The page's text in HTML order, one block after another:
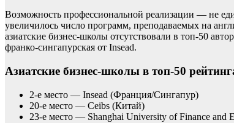
Возможность профессиональной реализации — не
увеличилось число программ, преподаваемых на
азиатские бизнес-школы отсутствовали в топ-50
франко-сингапурская от Insead.
Азиатские бизнес-школы в топ-50
2-е место — Insead (Франция/Сингапур)
20-е место — Ceibs (Китай)
23-е место — Shanghai University of Finance and